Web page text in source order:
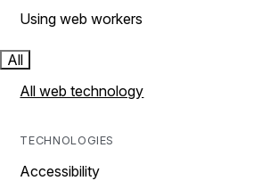
Using web workers
All
All web technology
TECHNOLOGIES
Accessibility